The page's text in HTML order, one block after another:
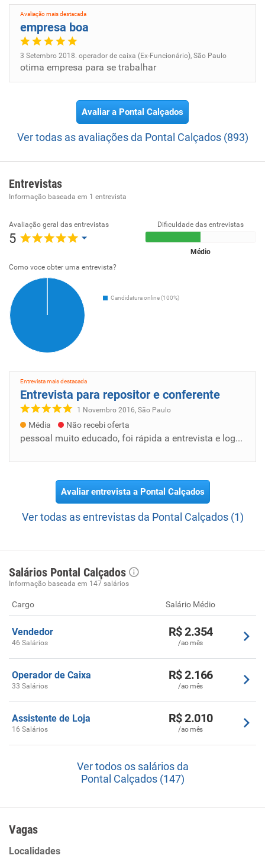
Avaliação mais destacada
empresa boa
3 Setembro 2018. operador de caixa (Ex-Funcionário), São Paulo
otima empresa para se trabalhar
Avaliar a Pontal Calçados
Ver todas as avaliações da Pontal Calçados (893)
Entrevistas
Informação baseada em 1 entrevista
Avaliação geral das entrevistas
5
Dificuldade das entrevistas
Médio
Como voce obter uma entrevista?
Candidatura online (100%)
Entrevista mais destacada
Entrevista para repositor e conferente
1 Novembro 2016, São Paulo
Média Não recebi oferta
pessoal muito educado, foi rápida a entrevista e logo consegui emprego e os colegas de trabalho tambem todos educados e com proatividade par...
Avaliar entrevista a Pontal Calçados
Ver todas as entrevistas da Pontal Calçados (1)
Salários Pontal Calçados
Informação baseada em 147 salários
Cargo Salário Médio
Vendedor
46 Salários
R$ 2.354
/ao mês
Operador de Caixa
33 Salários
R$ 2.166
/ao mês
Assistente de Loja
16 Salários
R$ 2.010
/ao mês
Ver todos os salários da
Pontal Calçados (147)
Vagas
Localidades